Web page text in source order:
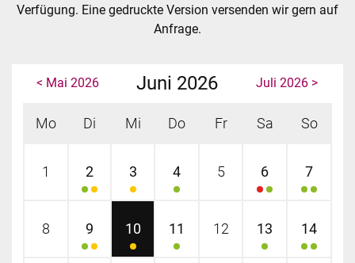
Verfügung. Eine gedruckte Version versenden wir gern auf
Anfrage.
< Mai 2026 Juni 2026 Juli 2026 >
Mo Di Mi Do Fr Sa So
1 2 3 4 5 6 7
8 9 10 11 12 13 14